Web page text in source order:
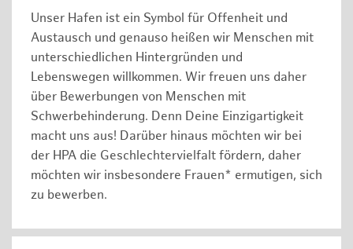
Unser Hafen ist ein Symbol für Offenheit und
Austausch und genauso heißen wir Menschen mit
unterschiedlichen Hintergründen und
Lebenswegen willkommen. Wir freuen uns daher
über Bewerbungen von Menschen mit
Schwerbehinderung. Denn Deine Einzigartigkeit
macht uns aus! Darüber hinaus möchten wir bei
der HPA die Geschlechtervielfalt fördern, daher
möchten wir insbesondere Frauen* ermutigen, sich
zu bewerben.